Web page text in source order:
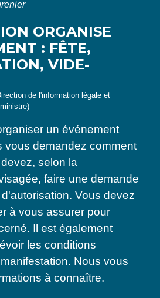
ORGANISE
: FÊTE,
VIDE-
de l'information légale et
un événement
vous demandez comment
selon la
faire une demande
Vous devez
à vous assurer pour
Il est également
les conditions
Nous vous
à connaître.